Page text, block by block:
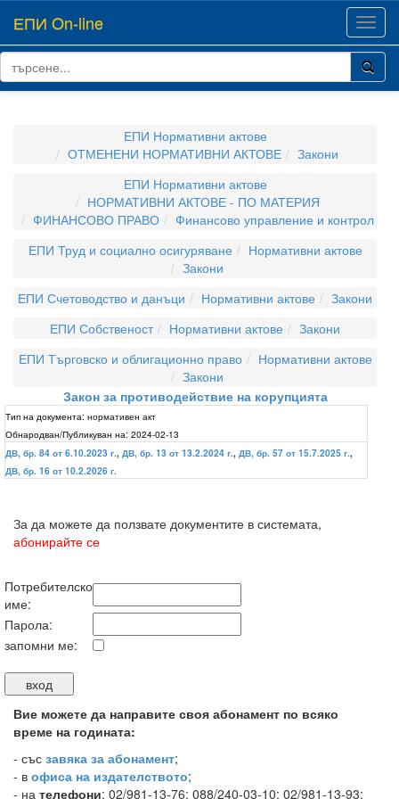
ЕПИ On-line
ЕПИ Нормативни актове
ОТМЕНЕНИ НОРМАТИВНИ АКТОВЕ
Закони
ЕПИ Нормативни актове
НОРМАТИВНИ АКТОВЕ - ПО МАТЕРИЯ
ФИНАНСОВО ПРАВО
Финансово управление и контрол
ЕПИ Труд и социално осигуряване
Нормативни актове
Закони
ЕПИ Счетоводство и данъци
Нормативни актове
Закони
ЕПИ Собственост
Нормативни актове
Закони
ЕПИ Търговско и облигационно право
Нормативни актове
Закони
Закон за противодействие на корупцията
Тип на документа: нормативен акт
Обнародван/Публикуван на: 2024-02-13
ДВ, бр. 84 от 6.10.2023 г., ДВ, бр. 13 от 13.2.2024 г., ДВ, бр. 57 от 15.7.2025 г.,
ДВ, бр. 16 от 10.2.2026 г.
За да можете да ползвате документите в системата,
абонирайте се
Потребителско
име:
Парола:
запомни ме:
Вие можете да направите своя абонамент по всяко
време на годината:
- със завяка за абонамент;
- в офиса на издателството;
- на телефони: 02/981-13-76; 088/240-03-10; 02/981-13-93;